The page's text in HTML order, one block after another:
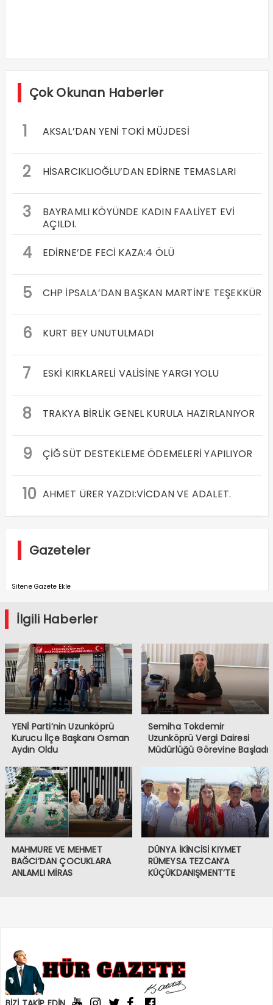
Çok Okunan Haberler
1 AKSAL’DAN YENİ TOKİ MÜJDESİ
2 HİSARCIKLIOĞLU’DAN EDİRNE TEMASLARI
3
BAYRAMLI KÖYÜNDE KADIN FAALİYET EVİ
AÇILDI.
4 EDİRNE’DE FECİ KAZA:4 ÖLÜ
5 CHP İPSALA’DAN BAŞKAN MARTİN’E TEŞEKKÜR
6 KURT BEY UNUTULMADI
7 ESKİ KIRKLARELİ VALİSİNE YARGI YOLU
8 TRAKYA BİRLİK GENEL KURULA HAZIRLANIYOR
9 ÇİĞ SÜT DESTEKLEME ÖDEMELERİ YAPILIYOR
10 AHMET ÜRER YAZDI:VİCDAN VE ADALET.
Gazeteler
Sitene Gazete Ekle
İlgili Haberler
YENİ Parti’nin Uzunköprü
Kurucu İlçe Başkanı Osman
Aydın Oldu
Semiha Tokdemir
Uzunköprü Vergi Dairesi
Müdürlüğü Görevine Başladı
MAHMURE VE MEHMET
BAĞCI’DAN ÇOCUKLARA
ANLAMLI MİRAS
DÜNYA İKİNCİSİ KIYMET
RÜMEYSA TEZCAN’A
KÜÇÜKDANIŞMENT’TE